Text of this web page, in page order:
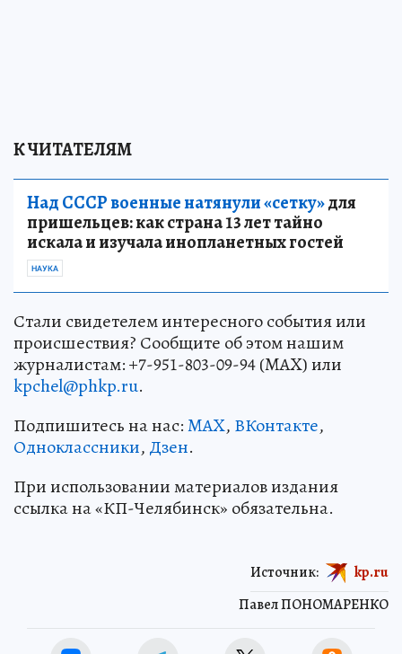
К ЧИТАТЕЛЯМ
Над СССР военные натянули «сетку»для
пришельцев: как страна 13 лет тайно
искала и изучала инопланетных гостей
НАУКА
Стали свидетелем интересного события или
происшествия? Сообщите об этом нашим
журналистам: +7-951-803-09-94 (MAX) или
kpchel@phkp.ru.
Подпишитесь на нас:MAX, ВКонтакте,
Одноклассники, Дзен.
При использовании материалов издания
ссылка на «КП-Челябинск» обязательна.
Павел ПОНОМАРЕНКО
Источник: kp.ru